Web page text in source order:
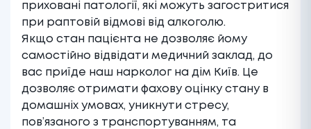
приховані патології, які можуть загостритися
при раптовій відмові від алкоголю.
Якщо стан пацієнта не дозволяє йому
самостійно відвідати медичний заклад, до
вас приїде наш нарколог на дім Київ. Це
дозволяє отримати фахову оцінку стану в
домашніх умовах, уникнути стресу,
пов’язаного з транспортуванням, та